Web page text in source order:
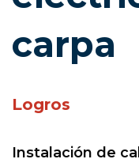
carpa
Logros
Instalación de